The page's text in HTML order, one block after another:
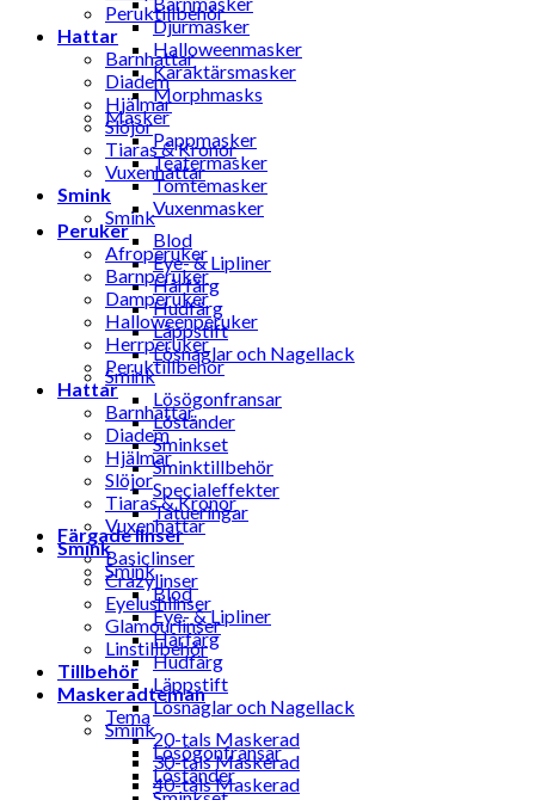
Peruktillbehör
Hattar
Barnhattar
Diadem
Hjälmar
Slöjor
Tiaras & Kronor
Vuxenhattar
Smink
Smink
Blod
Eye- & Lipliner
Hårfärg
Hudfärg
Läppstift
Lösnaglar och Nagellack
Smink
Lösögonfransar
Löständer
Sminkset
Sminktillbehör
Specialeffekter
Tatueringar
Färgade linser
Basiclinser
Crazylinser
Eyelushlinser
Glamourlinser
Linstillbehör
Tillbehör
Maskeradteman
Tema
20-tals Maskerad
30-tals Maskerad
40-tals Maskerad
Djurmasker
Halloweenmasker
Karaktärsmasker
Morphmasks
Masker
Pappmasker
Teatermasker
Tomtemasker
Vuxenmasker
Peruker
Afroperuker
Barnperuker
Damperuker
Halloweenperuker
Herrperuker
Peruktillbehör
Hattar
Barnhattar
Diadem
Hjälmar
Slöjor
Tiaras & Kronor
Vuxenhattar
Smink
Smink
Blod
Eye- & Lipliner
Hårfärg
Hudfärg
Läppstift
Lösnaglar och Nagellack
Smink
Lösögonfransar
Löständer